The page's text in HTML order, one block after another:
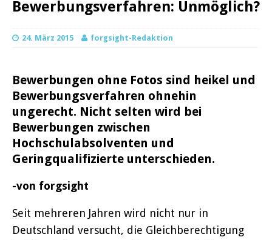
Bewerbungsverfahren: Unmöglich?
24. März 2015 forgsight-Redaktion
Bewerbungen ohne Fotos sind heikel und
Bewerbungsverfahren ohnehin
ungerecht. Nicht selten wird bei
Bewerbungen zwischen
Hochschulabsolventen und
Geringqualifizierte unterschieden.
-von forgsight
Seit mehreren Jahren wird nicht nur in
Deutschland versucht, die Gleichberechtigung